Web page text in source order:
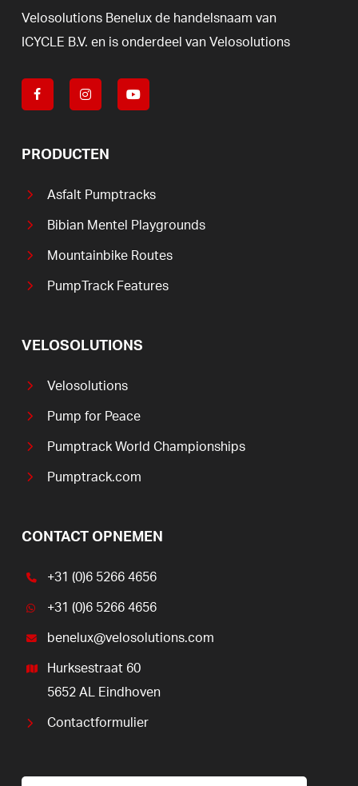
Velosolutions Benelux de handelsnaam van
ICYCLE B.V. en is onderdeel van Velosolutions
PRODUCTEN
Asfalt Pumptracks
Bibian Mentel Playgrounds
Mountainbike Routes
PumpTrack Features
VELOSOLUTIONS
Velosolutions
Pump for Peace
Pumptrack World Championships
Pumptrack.com
CONTACT OPNEMEN
+31 (0)6 5266 4656
+31 (0)6 5266 4656
benelux@velosolutions.com
Hurksestraat 60
5652 AL Eindhoven
Contactformulier